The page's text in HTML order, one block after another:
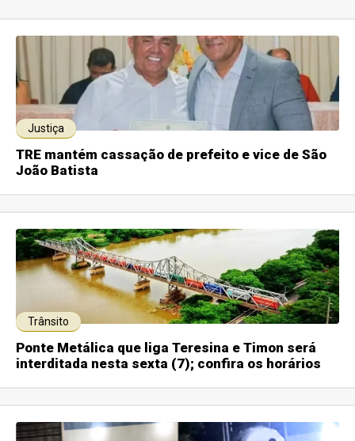
Justiça
TRE mantém cassação de prefeito e vice de São
João Batista
Trânsito
Ponte Metálica que liga Teresina e Timon será
interditada nesta sexta (7); confira os horários